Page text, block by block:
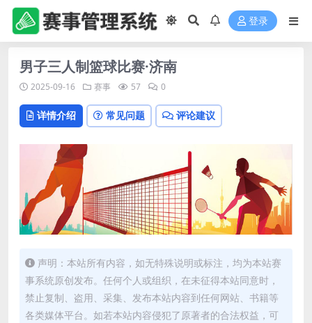
登录
男子三人制篮球比赛·济南
2025-09-16 赛事 57 0
详情介绍 常见问题 评论建议
声明：本站所有内容，如无特殊说明或标注，均为本站赛
事系统原创发布。任何个人或组织，在未征得本站同意时，
禁止复制、盗用、采集、发布本站内容到任何网站、书籍等
各类媒体平台。如若本站内容侵犯了原著者的合法权益，可